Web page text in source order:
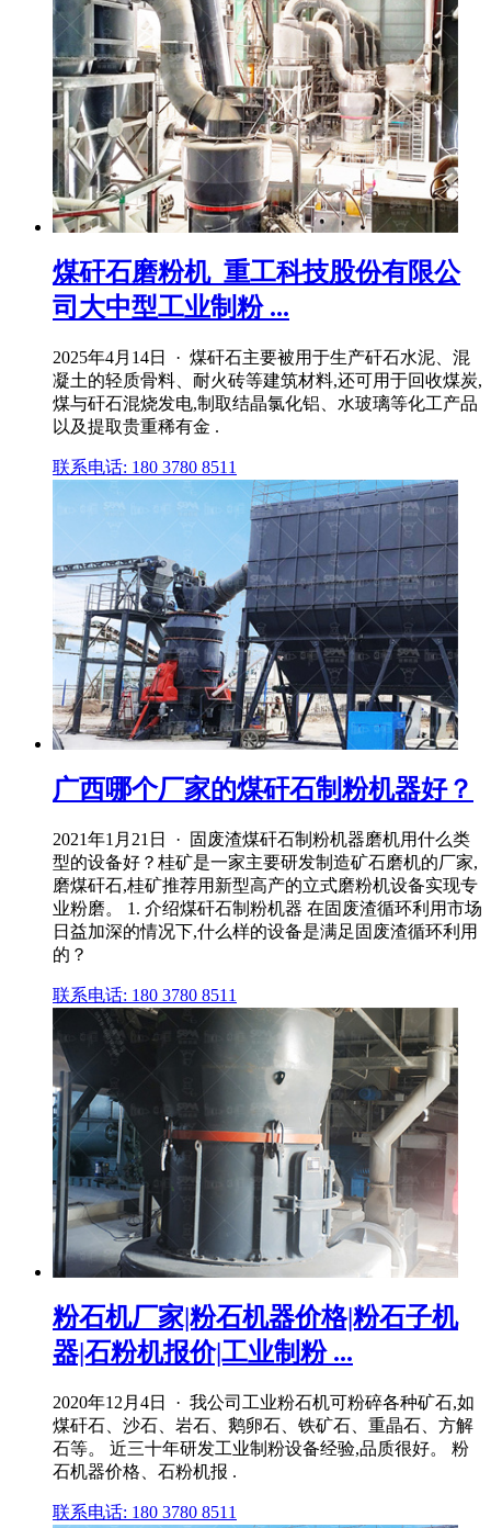
煤矸石磨粉机_重工科技股份有限公
司大中型工业制粉 ...
2025年4月14日 · 煤矸石主要被用于生产矸石水泥、混
凝土的轻质骨料、耐火砖等建筑材料,还可用于回收煤炭,
煤与矸石混烧发电,制取结晶氯化铝、水玻璃等化工产品
以及提取贵重稀有金 .
联系电话: 180 3780 8511
广西哪个厂家的煤矸石制粉机器好？
2021年1月21日 · 固废渣煤矸石制粉机器磨机用什么类
型的设备好？桂矿是一家主要研发制造矿石磨机的厂家,
磨煤矸石,桂矿推荐用新型高产的立式磨粉机设备实现专
业粉磨。 1. 介绍煤矸石制粉机器 在固废渣循环利用市场
日益加深的情况下,什么样的设备是满足固废渣循环利用
的？
联系电话: 180 3780 8511
粉石机厂家|粉石机器价格|粉石子机
器|石粉机报价|工业制粉 ...
2020年12月4日 · 我公司工业粉石机可粉碎各种矿石,如
煤矸石、沙石、岩石、鹅卵石、铁矿石、重晶石、方解
石等。 近三十年研发工业制粉设备经验,品质很好。 粉
石机器价格、石粉机报 .
联系电话: 180 3780 8511